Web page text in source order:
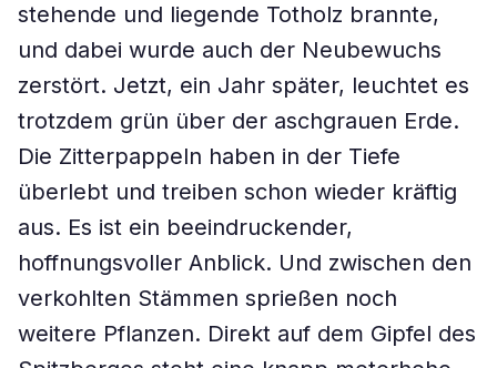
stehende und liegende Totholz brannte,
und dabei wurde auch der Neubewuchs
zerstört. Jetzt, ein Jahr später, leuchtet es
trotzdem grün über der aschgrauen Erde.
Die Zitterpappeln haben in der Tiefe
überlebt und treiben schon wieder kräftig
aus. Es ist ein beeindruckender,
hoffnungsvoller Anblick. Und zwischen den
verkohlten Stämmen sprießen noch
weitere Pflanzen. Direkt auf dem Gipfel des